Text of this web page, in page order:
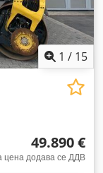
1 / 15
49.890 €
цена додава се ДДВ